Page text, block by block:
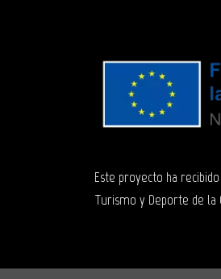
Este proyecto ha
Turismo y Deporte de la